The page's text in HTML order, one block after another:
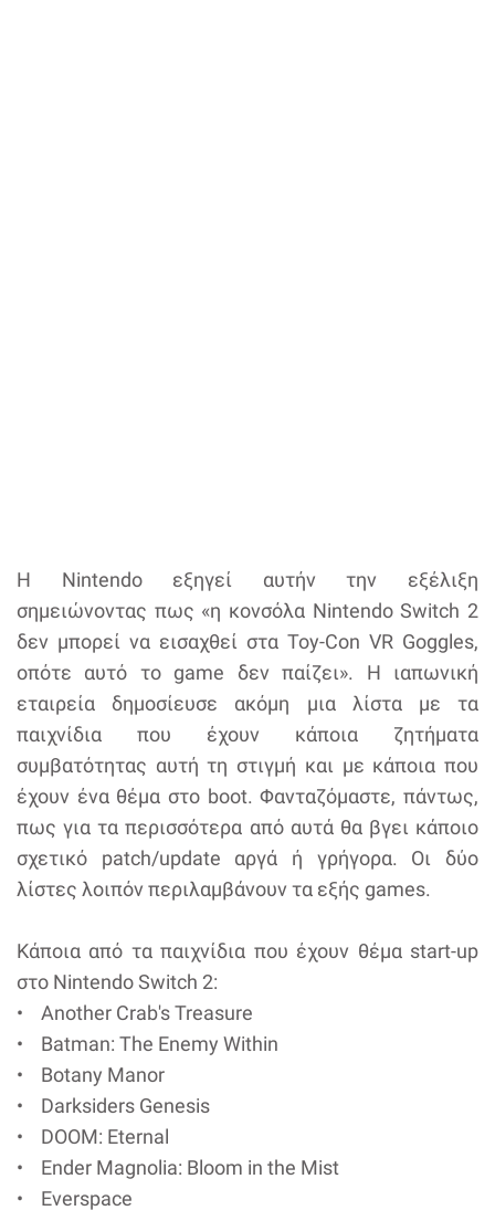
Η Nintendo εξηγεί αυτήν την εξέλιξη
σημειώνοντας πως «η κονσόλα Nintendo Switch 2
δεν μπορεί να εισαχθεί στα Toy-Con VR Goggles,
οπότε αυτό το game δεν παίζει». Η ιαπωνική
εταιρεία δημοσίευσε ακόμη μια λίστα με τα
παιχνίδια που έχουν κάποια ζητήματα
συμβατότητας αυτή τη στιγμή και με κάποια που
έχουν ένα θέμα στο boot. Φανταζόμαστε, πάντως,
πως για τα περισσότερα από αυτά θα βγει κάποιο
σχετικό patch/update αργά ή γρήγορα. Οι δύο
λίστες λοιπόν περιλαμβάνουν τα εξής games.
Κάποια από τα παιχνίδια που έχουν θέμα start-up
στο Nintendo Switch 2:
• Another Crab's Treasure
• Batman: The Enemy Within
• Botany Manor
• Darksiders Genesis
• DOOM: Eternal
• Ender Magnolia: Bloom in the Mist
• Everspace